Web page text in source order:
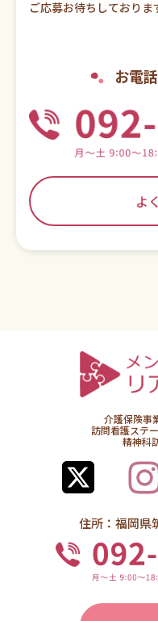
ご応募お待ちしておりま
お電
よ
介護保険事
訪問看護ステ
精神科
住所：福岡県